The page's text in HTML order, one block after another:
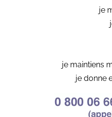
je
je maintiens
je donne